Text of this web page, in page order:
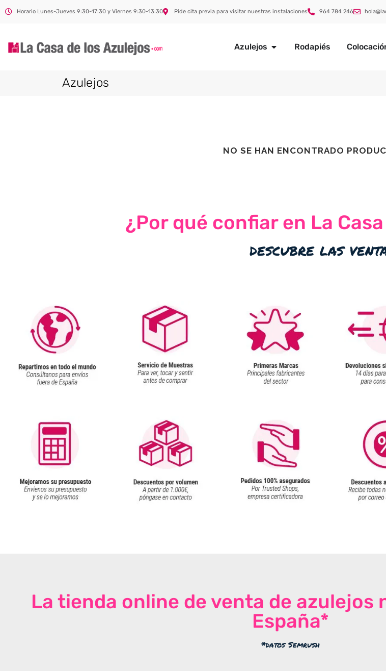
Horario Lunes-Jueves 9:30-17:30 y Viernes 9:30-13:30 Pide cita previa para visitar nuestras instalaciones 964 784 246
Azulejos Rodapiés
Azulejos
NO SE HAN ENCONTRADO
¿Por qué confiar en La
descubre las
La tienda online de venta de azulejos
España*
*datos Semrush